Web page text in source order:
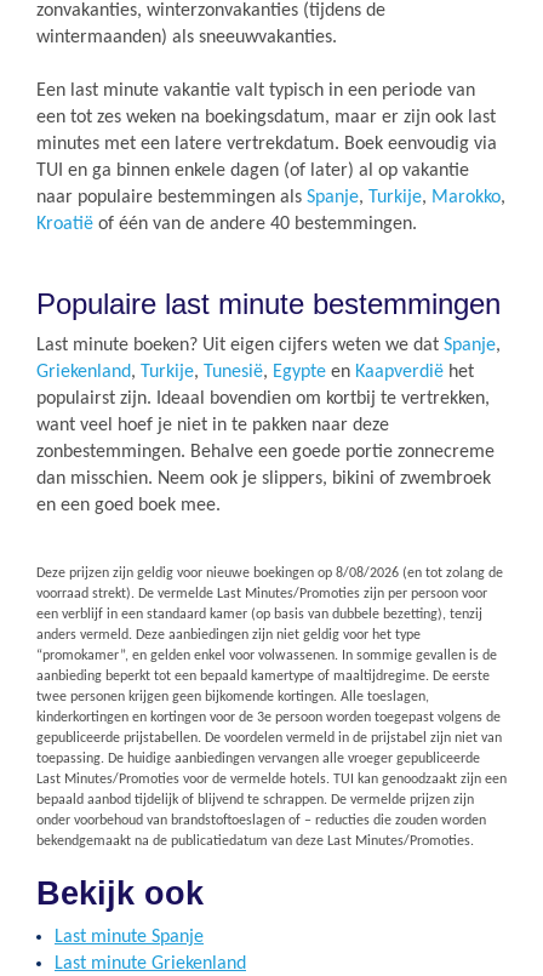
zonvakanties, winterzonvakanties (tijdens de
wintermaanden) als sneeuwvakanties.
Een last minute vakantie valt typisch in een periode van
een tot zes weken na boekingsdatum, maar er zijn ook last
minutes met een latere vertrekdatum. Boek eenvoudig via
TUI en ga binnen enkele dagen (of later) al op vakantie
naar populaire bestemmingen als Spanje, Turkije, Marokko,
Kroatië of één van de andere 40 bestemmingen.
Populaire last minute bestemmingen
Last minute boeken? Uit eigen cijfers weten we dat Spanje,
Griekenland, Turkije, Tunesië, Egypte en Kaapverdië het
populairst zijn. Ideaal bovendien om kortbij te vertrekken,
want veel hoef je niet in te pakken naar deze
zonbestemmingen. Behalve een goede portie zonnecreme
dan misschien. Neem ook je slippers, bikini of zwembroek
en een goed boek mee.
Deze prijzen zijn geldig voor nieuwe boekingen op 8/08/2026 (en tot zolang de
voorraad strekt). De vermelde Last Minutes/Promoties zijn per persoon voor
een verblijf in een standaard kamer (op basis van dubbele bezetting), tenzij
anders vermeld. Deze aanbiedingen zijn niet geldig voor het type
“promokamer”, en gelden enkel voor volwassenen. In sommige gevallen is de
aanbieding beperkt tot een bepaald kamertype of maaltijdregime. De eerste
twee personen krijgen geen bijkomende kortingen. Alle toeslagen,
kinderkortingen en kortingen voor de 3e persoon worden toegepast volgens de
gepubliceerde prijstabellen. De voordelen vermeld in de prijstabel zijn niet van
toepassing. De huidige aanbiedingen vervangen alle vroeger gepubliceerde
Last Minutes/Promoties voor de vermelde hotels. TUI kan genoodzaakt zijn een
bepaald aanbod tijdelijk of blijvend te schrappen. De vermelde prijzen zijn
onder voorbehoud van brandstoftoeslagen of – reducties die zouden worden
bekendgemaakt na de publicatiedatum van deze Last Minutes/Promoties.
Bekijk ook
Last minute Spanje
Last minute Griekenland